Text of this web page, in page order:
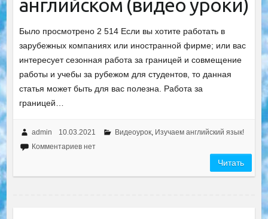
английском (видео уроки)
Было просмотрено 2 514 Если вы хотите работать в
зарубежных компаниях или иностранной фирме; или вас
интересует сезонная работа за границей и совмещение
работы и учебы за рубежом для студентов, то данная
статья может быть для вас полезна. Работа за
границей…
admin 10.03.2021 Видеоурок, Изучаем английский язык!
Комментариев нет
Читать